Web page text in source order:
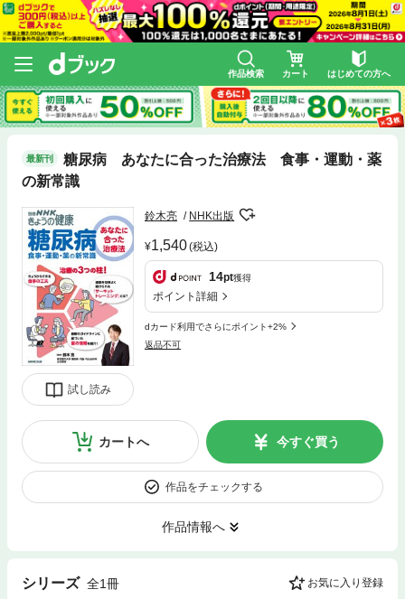
作品検索 カート はじめての方へ
最新刊
糖尿病 あなたに合った治療法 食事・運動・薬
の新常識
試し読み
鈴木亮 NHK出版
1,540(税込)
14pt獲得
ポイント詳細
dカード利用でさらにポイント+2%
返品不可
カートへ 今すぐ買う
作品をチェックする
作品情報へ
シリーズ 全1冊 お気に入り登録